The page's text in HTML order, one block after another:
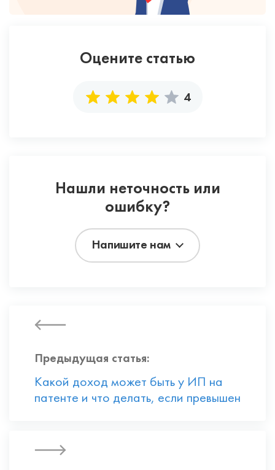
Оцените статью
4
Нашли неточность или
ошибку?
Напишите нам
Предыдущая статья:
Какой доход может быть у ИП на
патенте и что делать, если превышен